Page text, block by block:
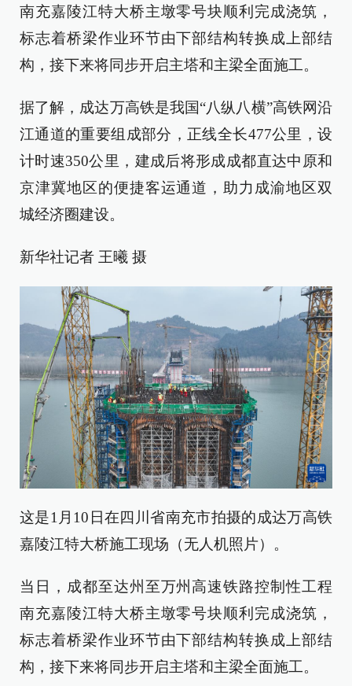
南充嘉陵江特大桥主墩零号块顺利完成浇筑，
标志着桥梁作业环节由下部结构转换成上部结
构，接下来将同步开启主塔和主梁全面施工。
据了解，成达万高铁是我国“八纵八横”高铁网沿
江通道的重要组成部分，正线全长477公里，设
计时速350公里，建成后将形成成都直达中原和
京津冀地区的便捷客运通道，助力成渝地区双
城经济圈建设。
新华社记者 王曦 摄
这是1月10日在四川省南充市拍摄的成达万高铁
嘉陵江特大桥施工现场（无人机照片）。
当日，成都至达州至万州高速铁路控制性工程
南充嘉陵江特大桥主墩零号块顺利完成浇筑，
标志着桥梁作业环节由下部结构转换成上部结
构，接下来将同步开启主塔和主梁全面施工。